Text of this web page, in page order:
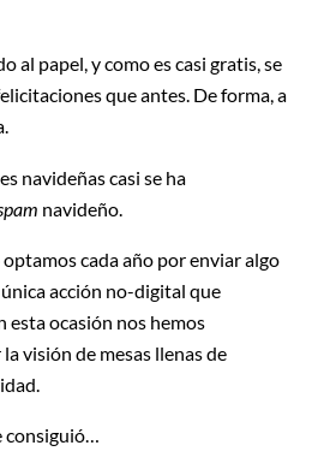
al papel, y como es casi gratis, se
que antes. De forma, a
navideñas casi se ha
navideño.
optamos cada año por enviar algo
acción no-digital que
esta ocasión nos hemos
visión de mesas llenas de
consiguió…